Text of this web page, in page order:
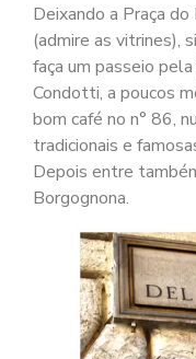
Deixando a Praça
(admire as vitrines),
faça um passeio
Condotti, a poucos
bom café no n° 86,
tradicionais e
Depois entre
Borgognona.